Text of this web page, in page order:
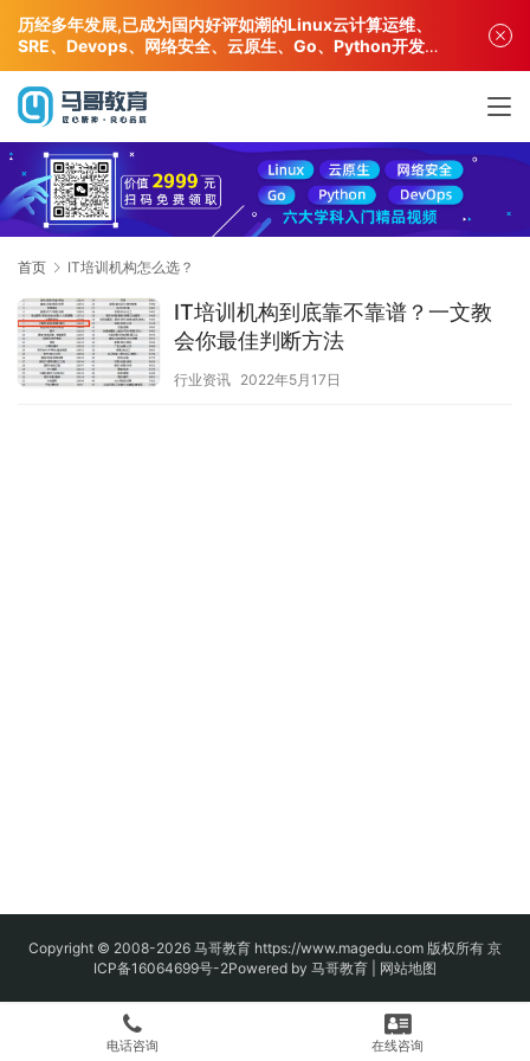
首页 IT培训机构怎么选？
IT培训机构到底靠不靠谱？一文教
会你最佳判断方法
行业资讯 2022年5月17日
Copyright © 2008-2026 马哥教育 https://www.magedu.com 版权所有 京
ICP备16064699号-2Powered by 马哥教育 | 网站地图
电话咨询 在线咨询
历经多年发展,已成为国内好评如潮的Linux云计算运维、
SRE、Devops、网络安全、云原生、Go、Python开发专
业人才培训机构!